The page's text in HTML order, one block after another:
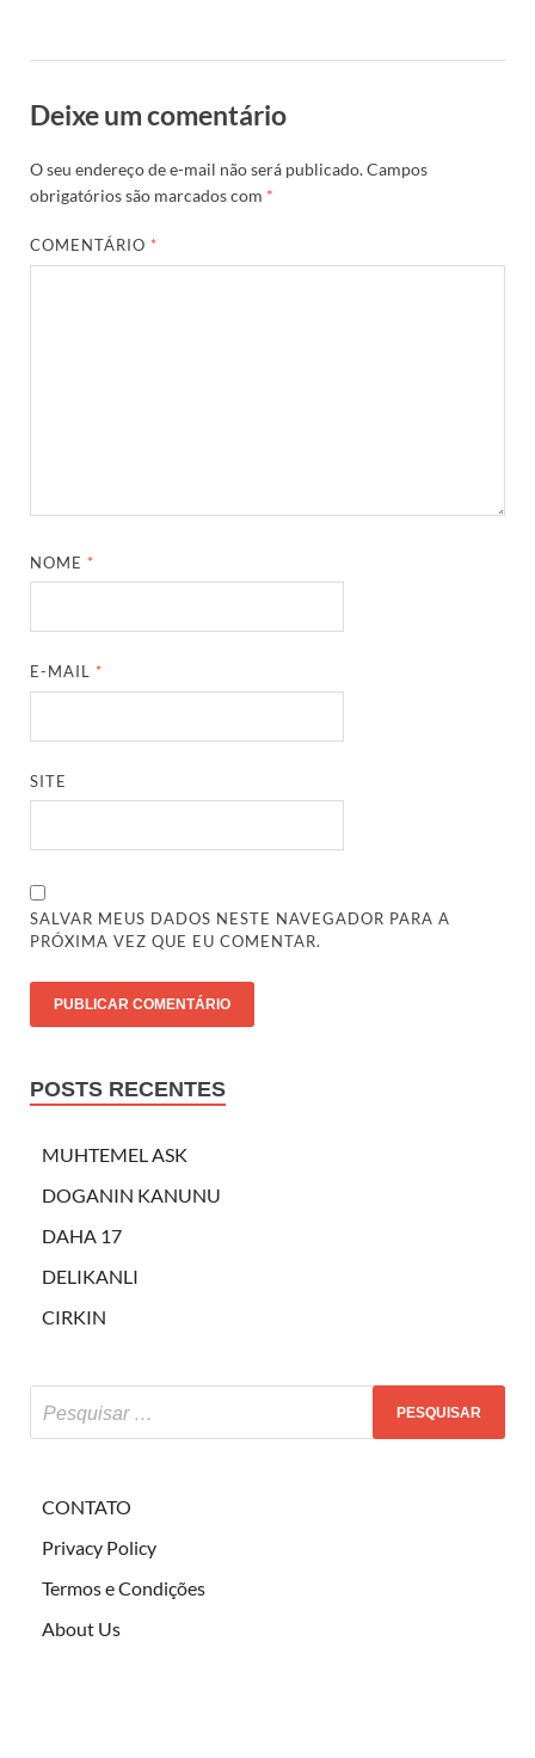
Deixe um comentário
O seu endereço de e-mail não será publicado.Campos
obrigatórios são marcados com *
COMENTÁRIO *
NOME *
E-MAIL *
SITE
SALVAR MEUS DADOS NESTE NAVEGADOR PARA A
PRÓXIMA VEZ QUE EU COMENTAR.
POSTS RECENTES
MUHTEMEL ASK
DOGANIN KANUNU
DAHA 17
DELIKANLI
CIRKIN
CONTATO
Privacy Policy
Termos e Condições
About Us